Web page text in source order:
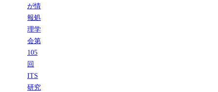
が情
報処
理学
会第
105
回
ITS
研究